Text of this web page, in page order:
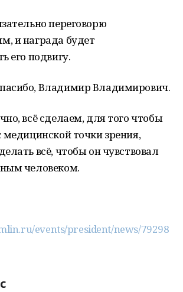
переговорю
и награда будет
его подвигу.
Владимир Владимирович.
всё сделаем, для того чтобы
точки зрения,
всё, чтобы он чувствовал
человеком.
events/president/news/79298